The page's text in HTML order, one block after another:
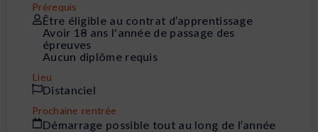
Prérequis
Être éligible au contrat d’apprentissage
Avoir 18 ans l'année de passage des
épreuves
Aucun diplôme requis
Lieu
Distanciel
Prochaine rentrée
Démarrage possible tout au long de l’année